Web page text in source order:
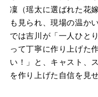
凜（瑶太に選ばれた花
も見られ、現場の温か
では吉川が「一人ひと
って丁寧に作り上げた
い！」と、キャスト、
を作り上げた自信を見せ